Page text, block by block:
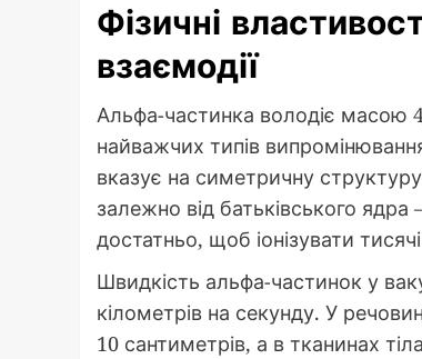
Фізичні
взаємодії
Альфа-частинка володіє масою
найважчих типів
вказує на симетричну
залежно від батьківського
достатньо, щоб іонізувати
Швидкість альфа-частинок у
кілометрів на секунду. У
10 сантиметрів, а в тканинах